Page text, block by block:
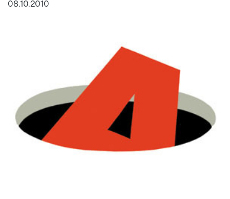
08.10.2010